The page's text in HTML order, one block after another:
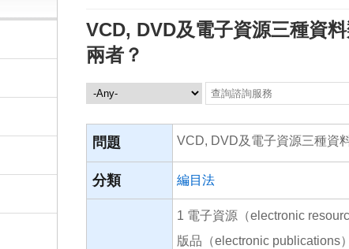
VCD, DVD及電子資源三種資
兩者？
諮詢服務 Search this site
問題 VCD, DVD及電子資源三種資
分類 編目法
1 電子資源（electronic
版品（electronic publications